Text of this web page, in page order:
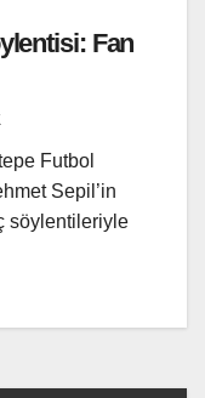
Fan
Futbol
Sepil’in
söylentileriyle